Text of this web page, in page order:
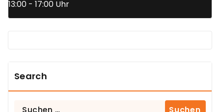
13:00 - 17:00 Uhr
Search
Suchen